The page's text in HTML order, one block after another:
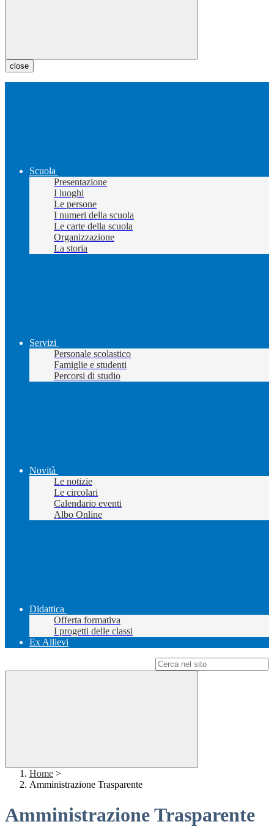
close
Scuola
Presentazione
I luoghi
Le persone
I numeri della scuola
Le carte della scuola
Organizzazione
La storia
Servizi
Personale scolastico
Famiglie e studenti
Percorsi di studio
Novità
Le notizie
Le circolari
Calendario eventi
Albo Online
Didattica
Offerta formativa
I progetti delle classi
Ex Allievi
Home >
Amministrazione Trasparente
Amministrazione Trasparente